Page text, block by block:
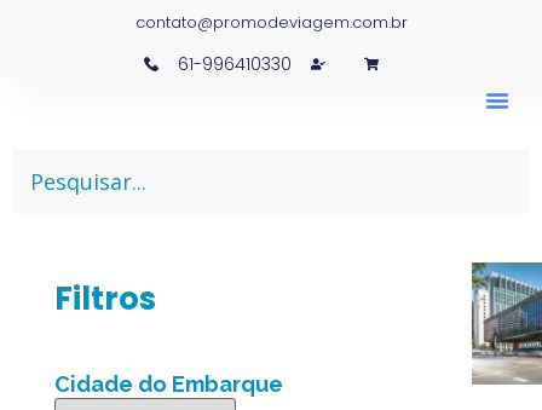
contato@promodeviagem.com.br
61-996410330
Filtros
Cidade do Embarque